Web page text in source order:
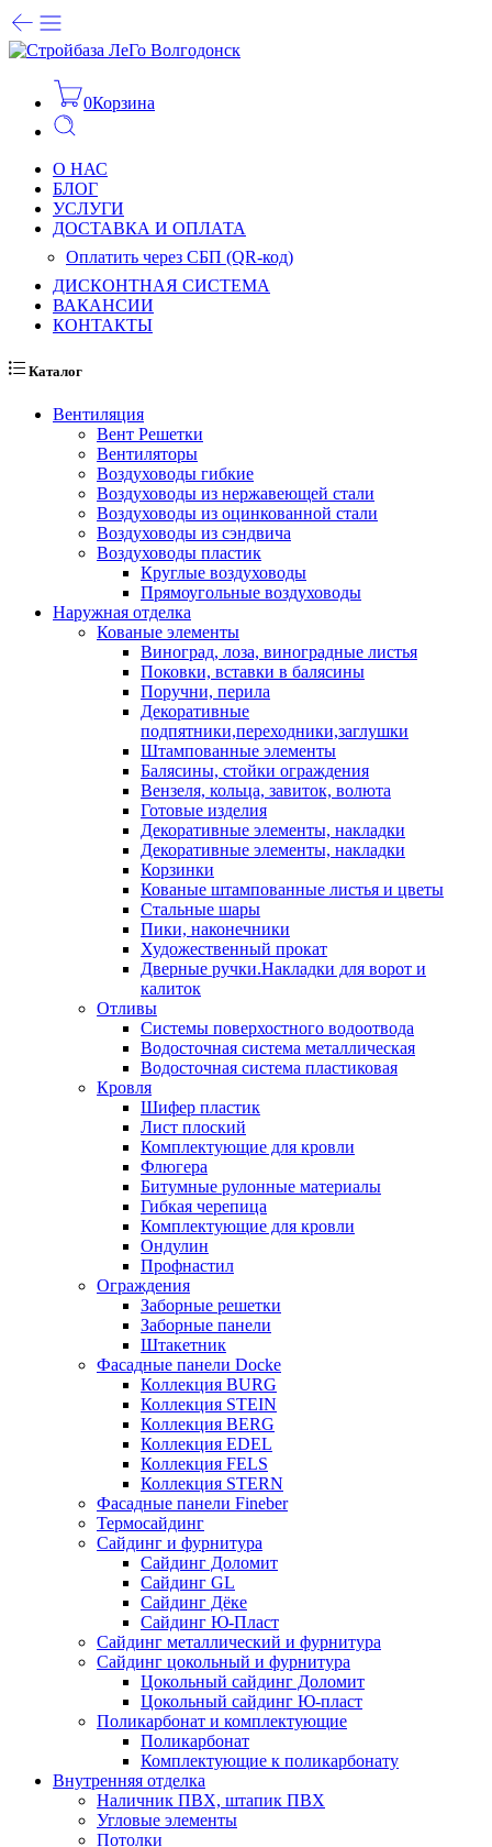
0Корзина
О НАС
БЛОГ
УСЛУГИ
ДОСТАВКА И ОПЛАТА
Оплатить через СБП (QR-код)
ДИСКОНТНАЯ СИСТЕМА
ВАКАНСИИ
КОНТАКТЫ
Каталог
Вентиляция
Вент Решетки
Вентиляторы
Воздуховоды гибкие
Воздуховоды из нержавеющей стали
Воздуховоды из оцинкованной стали
Воздуховоды из сэндвича
Воздуховоды пластик
Круглые воздуховоды
Прямоугольные воздуховоды
Наружная отделка
Кованые элементы
Виноград, лоза, виноградные листья
Поковки, вставки в балясины
Поручни, перила
Декоративные
подпятники,переходники,заглушки
Штампованные элементы
Балясины, стойки ограждения
Вензеля, кольца, завиток, волюта
Готовые изделия
Декоративные элементы, накладки
Декоративные элементы, накладки
Корзинки
Кованые штампованные листья и цветы
Стальные шары
Пики, наконечники
Художественный прокат
Дверные ручки.Накладки для ворот и
калиток
Отливы
Системы поверхостного водоотвода
Водосточная система металлическая
Водосточная система пластиковая
Кровля
Шифер пластик
Лист плоский
Комплектующие для кровли
Флюгера
Битумные рулонные материалы
Гибкая черепица
Комплектующие для кровли
Ондулин
Профнастил
Ограждения
Заборные решетки
Заборные панели
Штакетник
Фасадные панели Docke
Коллекция BURG
Коллекция STEIN
Коллекция BERG
Коллекция EDEL
Коллекция FELS
Коллекция STERN
Фасадные панели Fineber
Термосайдинг
Сайдинг и фурнитура
Сайдинг Доломит
Сайдинг GL
Сайдинг Дёке
Сайдинг Ю-Пласт
Сайдинг металлический и фурнитура
Сайдинг цокольный и фурнитура
Цокольный сайдинг Доломит
Цокольный сайдинг Ю-пласт
Поликарбонат и комплектующие
Поликарбонат
Комплектующие к поликарбонату
Внутренняя отделка
Наличник ПВХ, штапик ПВХ
Угловые элементы
Потолки